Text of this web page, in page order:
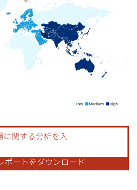
利用にはCC BY 4.0の表示が必要です。